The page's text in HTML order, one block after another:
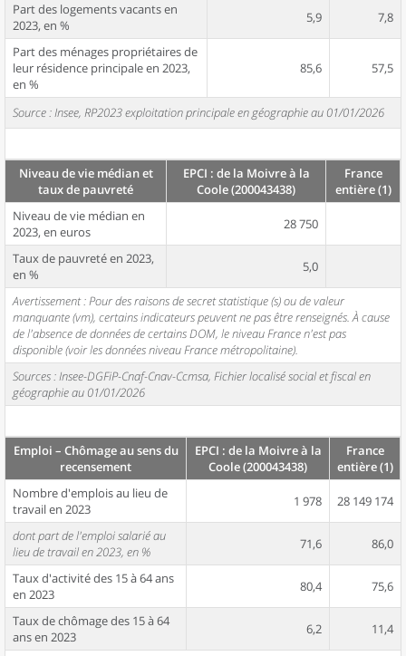
Part des logements vacants en
2023, en %
5,9 7,8
Part des ménages propriétaires de
leur résidence principale en 2023,
en %
85,6 57,5
Source : Insee, RP2023 exploitation principale en géographie au 01/01/2026
Niveau de vie médian et
taux de pauvreté
EPCI : de la Moivre à la
Coole (200043438)
France
entière (1)
Niveau de vie médian en
2023, en euros
28 750
Taux de pauvreté en 2023,
en %
5,0
Avertissement : Pour des raisons de secret statistique (s) ou de valeur
manquante (vm), certains indicateurs peuvent ne pas être renseignés. À cause
de l'absence de données de certains DOM, le niveau France n'est pas
disponible (voir les données niveau France métropolitaine).
Sources : Insee-DGFiP-Cnaf-Cnav-Ccmsa, Fichier localisé social et fiscal en
géographie au 01/01/2026
Emploi – Chômage au sens du
recensement
EPCI : de la Moivre à la
Coole (200043438)
France
entière (1)
Nombre d'emplois au lieu de
travail en 2023
1 978 28 149 174
dont part de l'emploi salarié au
lieu de travail en 2023, en %
71,6 86,0
Taux d'activité des 15 à 64 ans
en 2023
80,4 75,6
Taux de chômage des 15 à 64
ans en 2023
6,2 11,4